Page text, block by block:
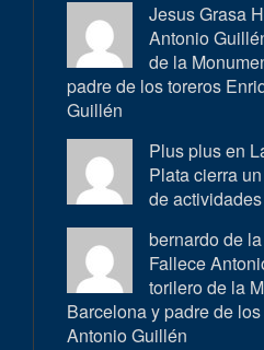
Jesus Grasa
Antonio
de la
padre de los toreros
Guillén
Plus plus en
Plata cierra
de actividades
bernardo de
Fallece
torilero de la
Barcelona y padre de
Antonio Guillén